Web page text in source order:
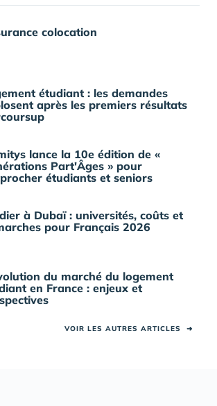
colocation
étudiant : les demandes
après les premiers résultats
lance la 10e édition de «
Part'Âges » pour
étudiants et seniors
à Dubaï : universités, coûts et
pour Français 2026
du marché du logement
en France : enjeux et
VOIR LES AUTRES ARTICLES ➜